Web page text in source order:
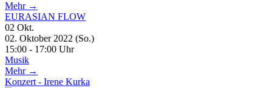
Mehr →
EURASIAN FLOW
02 Okt.
02. Oktober 2022 (So.)
15:00 - 17:00 Uhr
Musik
Mehr →
Konzert - Irene Kurka